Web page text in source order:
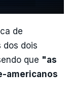
de
dos dois
que "as
americanos